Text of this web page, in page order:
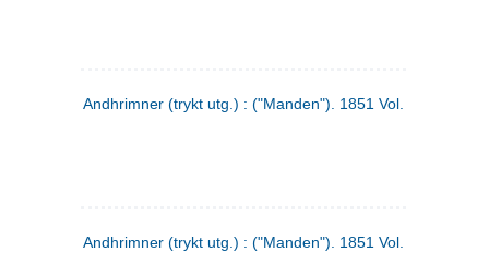
Andhrimner (trykt utg.) : ("Manden"). 1851 Vol. 1 Nr. 10
Andhrimner (trykt utg.) : ("Manden"). 1851 Vol. 1 Nr. 3